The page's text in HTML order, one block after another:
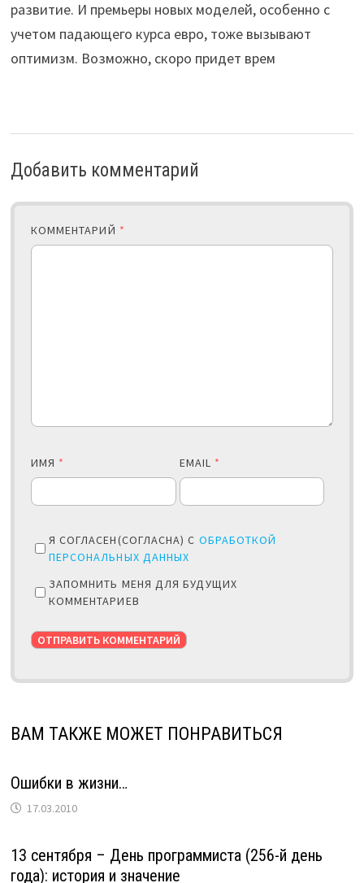
развитие. И премьеры новых моделей, особенно с
учетом падающего курса евро, тоже вызывают
оптимизм. Возможно, скоро придет врем
Добавить комментарий
КОММЕНТАРИЙ *
ИМЯ * EMAIL *
Я СОГЛАСЕН(СОГЛАСНА) С ОБРАБОТКОЙ
ПЕРСОНАЛЬНЫХ ДАННЫХ
ЗАПОМНИТЬ МЕНЯ ДЛЯ БУДУЩИХ
КОММЕНТАРИЕВ
ВАМ ТАКЖЕ МОЖЕТ ПОНРАВИТЬСЯ
Ошибки в жизни…
17.03.2010
13 сентября – День программиста (256-й день
года): история и значение